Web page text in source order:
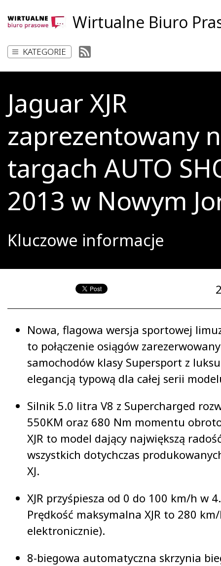
Wirtualne Biuro
KATEGORIE
Jaguar XJR
zaprezentowany
targach AUTO
2013 w Nowym
Kluczowe informacje
Nowa, flagowa wersja sportowej
to połączenie osiągów
samochodów klasy Supersport z
elegancją typową dla całej serii
Silnik 5.0 litra V8 z Supercharged
550KM oraz 680 Nm momentu
XJR to model dający największą
wszystkich dotychczas
XJ.
XJR przyśpiesza od 0 do 100 km/h w
Prędkość maksymalna XJR to 280
elektronicznie).
8-biegowa automatyczna skrzynia